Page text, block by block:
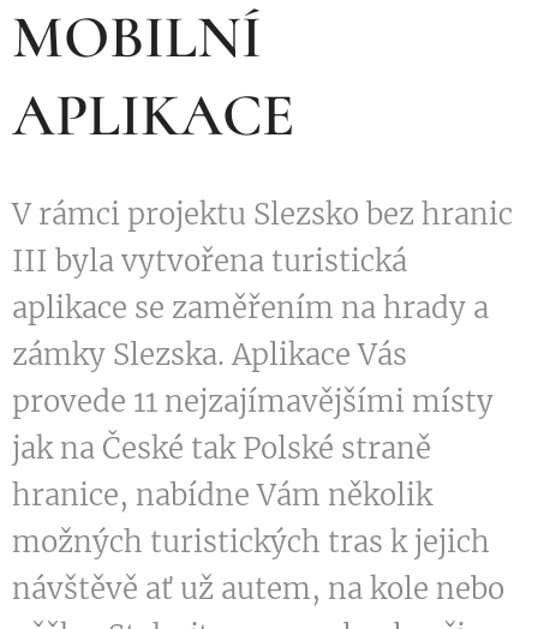
MOBILNÍ
APLIKACE
V rámci projektu Slezsko bez hranic
III byla vytvořena turistická
aplikace se zaměřením na hrady a
zámky Slezska. Aplikace Vás
provede 11 nejzajímavějšími místy
jak na České tak Polské straně
hranice, nabídne Vám několik
možných turistických tras k jejich
návštěvě ať už autem, na kole nebo